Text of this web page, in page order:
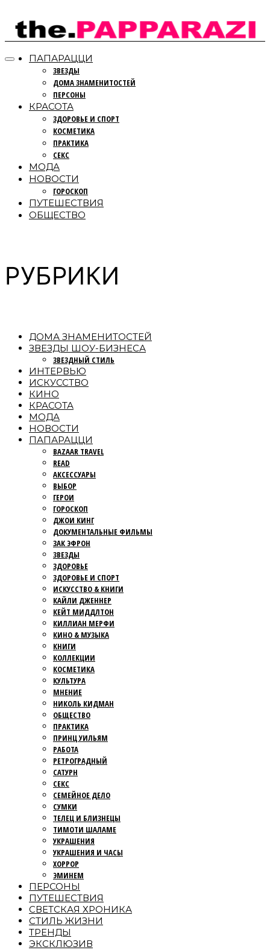
ПАПАРАЦЦИ
ЗВЕЗДЫ
ДОМА ЗНАМЕНИТОСТЕЙ
ПЕРСОНЫ
КРАСОТА
ЗДОРОВЬЕ И СПОРТ
КОСМЕТИКА
ПРАКТИКА
СЕКС
МОДА
НОВОСТИ
ГОРОСКОП
ПУТЕШЕСТВИЯ
ОБЩЕСТВО
РУБРИКИ
ДОМА ЗНАМЕНИТОСТЕЙ
ЗВЕЗДЫ ШОУ-БИЗНЕСА
ЗВЕЗДНЫЙ СТИЛЬ
ИНТЕРВЬЮ
ИСКУССТВО
КИНО
КРАСОТА
МОДА
НОВОСТИ
ПАПАРАЦЦИ
BAZAAR TRAVEL
READ
АКСЕССУАРЫ
ВЫБОР
ГЕРОИ
ГОРОСКОП
ДЖОИ КИНГ
ДОКУМЕНТАЛЬНЫЕ ФИЛЬМЫ
ЗАК ЭФРОН
ЗВЕЗДЫ
ЗДОРОВЬЕ
ЗДОРОВЬЕ И СПОРТ
ИСКУССТВО & КНИГИ
КАЙЛИ ДЖЕННЕР
КЕЙТ МИДДЛТОН
КИЛЛИАН МЕРФИ
КИНО & МУЗЫКА
КНИГИ
КОЛЛЕКЦИИ
КОСМЕТИКА
КУЛЬТУРА
МНЕНИЕ
НИКОЛЬ КИДМАН
ОБЩЕСТВО
ПРАКТИКА
ПРИНЦ УИЛЬЯМ
РАБОТА
РЕТРОГРАДНЫЙ
САТУРН
СЕКС
СЕМЕЙНОЕ ДЕЛО
СУМКИ
ТЕЛЕЦ И БЛИЗНЕЦЫ
ТИМОТИ ШАЛАМЕ
УКРАШЕНИЯ
УКРАШЕНИЯ И ЧАСЫ
ХОРРОР
ЭМИНЕМ
ПЕРСОНЫ
ПУТЕШЕСТВИЯ
СВЕТСКАЯ ХРОНИКА
СТИЛЬ ЖИЗНИ
ТРЕНДЫ
ЭКСКЛЮЗИВ